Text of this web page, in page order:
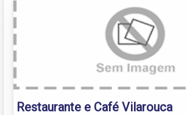
Restaurante e Café Vilarouca